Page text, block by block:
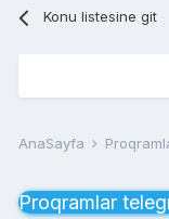
Konu listesine git
AnaSayfa
Proqramlar